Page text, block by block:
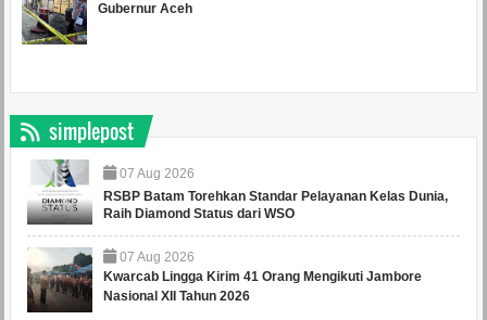
Gubernur Aceh
simplepost
07 Aug 2026
RSBP Batam Torehkan Standar Pelayanan Kelas Dunia,
Raih Diamond Status dari WSO
07 Aug 2026
Kwarcab Lingga Kirim 41 Orang Mengikuti Jambore
Nasional XII Tahun 2026